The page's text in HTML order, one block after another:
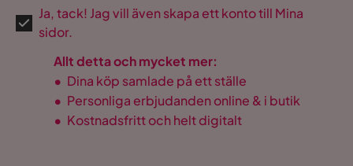
Ja, tack! Jag vill även skapa ett konto till Mina
sidor.
Allt detta och mycket mer:
• Dina köp samlade på ett ställe
• Personliga erbjudanden online & i butik
• Kostnadsfritt och helt digitalt